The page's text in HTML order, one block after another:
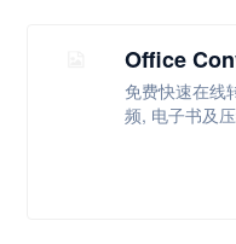
Office
免费快速在线
频, 电子书及